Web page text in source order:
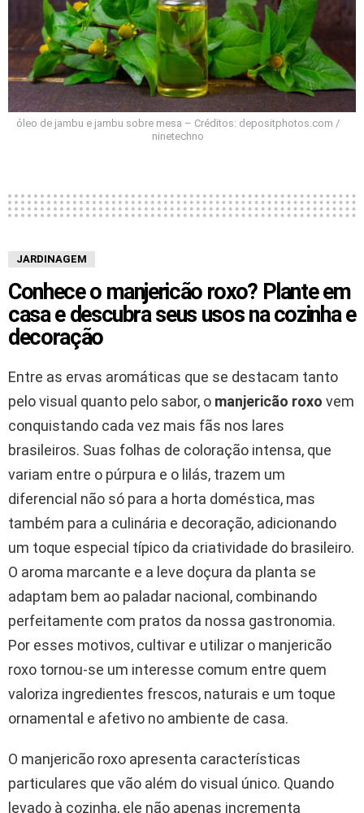
óleo de jambu e jambu sobre mesa – Créditos: depositphotos.com /
ninetechno
JARDINAGEM
Conhece o manjericão roxo? Plante em
casa e descubra seus usos na cozinha e
decoração
Entre as ervas aromáticas que se destacam tanto
pelo visual quanto pelo sabor, o manjericão roxo vem
conquistando cada vez mais fãs nos lares
brasileiros. Suas folhas de coloração intensa, que
variam entre o púrpura e o lilás, trazem um
diferencial não só para a horta doméstica, mas
também para a culinária e decoração, adicionando
um toque especial típico da criatividade do brasileiro.
O aroma marcante e a leve doçura da planta se
adaptam bem ao paladar nacional, combinando
perfeitamente com pratos da nossa gastronomia.
Por esses motivos, cultivar e utilizar o manjericão
roxo tornou-se um interesse comum entre quem
valoriza ingredientes frescos, naturais e um toque
ornamental e afetivo no ambiente de casa.
O manjericão roxo apresenta características
particulares que vão além do visual único. Quando
levado à cozinha, ele não apenas incrementa